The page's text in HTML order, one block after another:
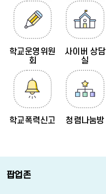
학교운영위원
회
사이버 상담
실
학교폭력신고 청렴나눔방
팝업존